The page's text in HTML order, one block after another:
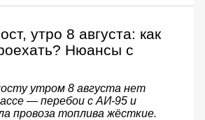
утро 8 августа: как
Нюансы с
утром 8 августа нет
— перебои с АИ‑95 и
провоза топлива жёсткие.